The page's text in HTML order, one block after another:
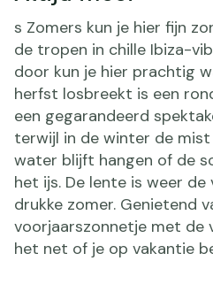
s Zomers kun je hier fijn
de tropen in chille Ibiza-
door kun je hier prachtig
herfst losbreekt is een
een gegarandeerd
terwijl in de winter de
water blijft hangen of de
het ijs. De lente is weer
drukke zomer. Genietend
voorjaarszonnetje met de
het net of je op vakantie